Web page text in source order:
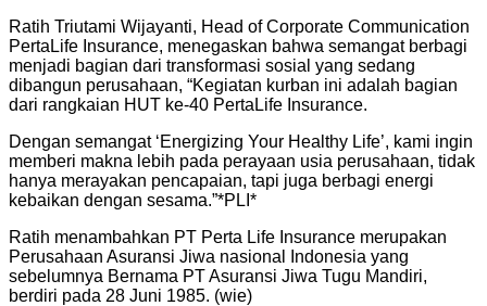
Ratih Triutami Wijayanti, Head of Corporate Communication
PertaLife Insurance, menegaskan bahwa semangat berbagi
menjadi bagian dari transformasi sosial yang sedang
dibangun perusahaan, “Kegiatan kurban ini adalah bagian
dari rangkaian HUT ke-40 PertaLife Insurance.
Dengan semangat ‘Energizing Your Healthy Life’, kami ingin
memberi makna lebih pada perayaan usia perusahaan, tidak
hanya merayakan pencapaian, tapi juga berbagi energi
kebaikan dengan sesama.”*PLI*
Ratih menambahkan PT Perta Life Insurance merupakan
Perusahaan Asuransi Jiwa nasional Indonesia yang
sebelumnya Bernama PT Asuransi Jiwa Tugu Mandiri,
berdiri pada 28 Juni 1985. (wie)